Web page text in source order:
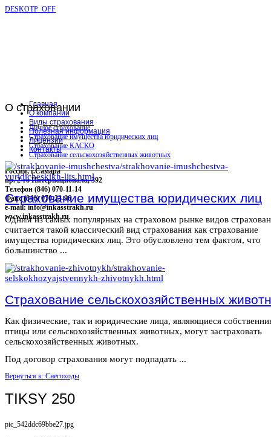
DESKOTP_OFF
О страховании
Личное страхование
Страхование имущества юридических лиц
Страхование КАСКО
Страхование сельскохозяйственных животных
Россия, г.Самара
пр. 2-го Интернационала, 392
Телефон (846) 070-11-14
Факс (846) 070-23-96
e-mail: info@inkasstrakh.ru
www.inkasstrakh.ru
Главная
О компании
Виды страхования
Полезная информация
Лицензии
Контакты
Страхование имущества юридических лиц
Одним из самых популярных на страховом рынке видов
считается такой классический вид страхования как страхование
имущества юридических лиц. Это обусловлено тем фактом, что
большинство ...
Страхование сельскохозяйственных
Как физические, так и юридические лица, являющиеся
птицы или сельскохозяйственных животных, могут застраховать
сельскохозяйственных животных.
Под договор страхования могут подпадать ...
Вернуться к: Снегоходы
TIKSY 250
pic_542ddc69bbe27.jpg